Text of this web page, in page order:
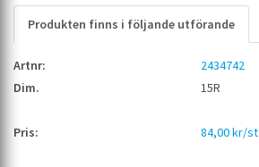
Produkten finns i följande utförande
2434742
15R
84,00 kr/st